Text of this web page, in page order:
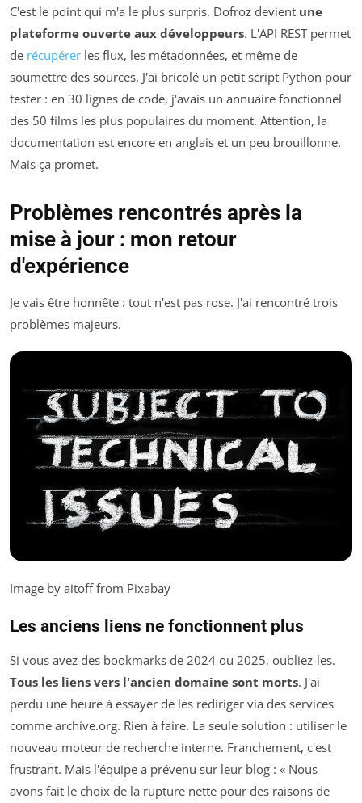
C'est le point qui m'a le plus surpris. Dofroz devient une
plateforme ouverte aux développeurs. L'API REST permet
de récupérer les flux, les métadonnées, et même de
soumettre des sources. J'ai bricolé un petit script Python pour
tester : en 30 lignes de code, j'avais un annuaire fonctionnel
des 50 films les plus populaires du moment. Attention, la
documentation est encore en anglais et un peu brouillonne.
Mais ça promet.
Problèmes rencontrés après la
mise à jour : mon retour
d'expérience
Je vais être honnête : tout n'est pas rose. J'ai rencontré trois
problèmes majeurs.
Image by aitoff from Pixabay
Les anciens liens ne fonctionnent plus
Si vous avez des bookmarks de 2024 ou 2025, oubliez-les.
Tous les liens vers l'ancien domaine sont morts. J'ai
perdu une heure à essayer de les rediriger via des services
comme archive.org. Rien à faire. La seule solution : utiliser le
nouveau moteur de recherche interne. Franchement, c'est
frustrant. Mais l'équipe a prévenu sur leur blog : « Nous
avons fait le choix de la rupture nette pour des raisons de